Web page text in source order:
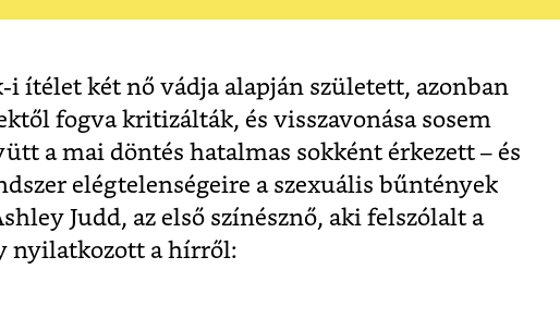
i ítélet két nő vádja alapján született, azonban
fogva kritizálták, és visszavonása sosem
a mai döntés hatalmas sokként érkezett – és
elégtelenségeire a szexuális bűntények
Judd, az első színésznő, aki felszólalt a
nyilatkozott a hírről: